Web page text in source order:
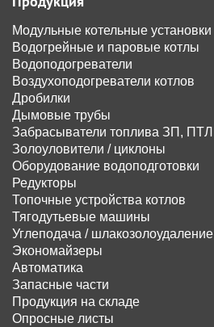
Модульные котельные установки
Водогрейные и паровые котлы
Водоподогреватели
Воздухоподогреватели котлов
Дробилки
Дымовые трубы
Забрасыватели топлива ЗП, ПТЛ
Золоуловители / циклоны
Оборудование водоподготовки
Редукторы
Топочные устройства котлов
Тягодутьевые машины
Углеподача / шлакозолоудаление
Экономайзеры
Автоматика
Запасные части
Продукция на складе
Опросные листы